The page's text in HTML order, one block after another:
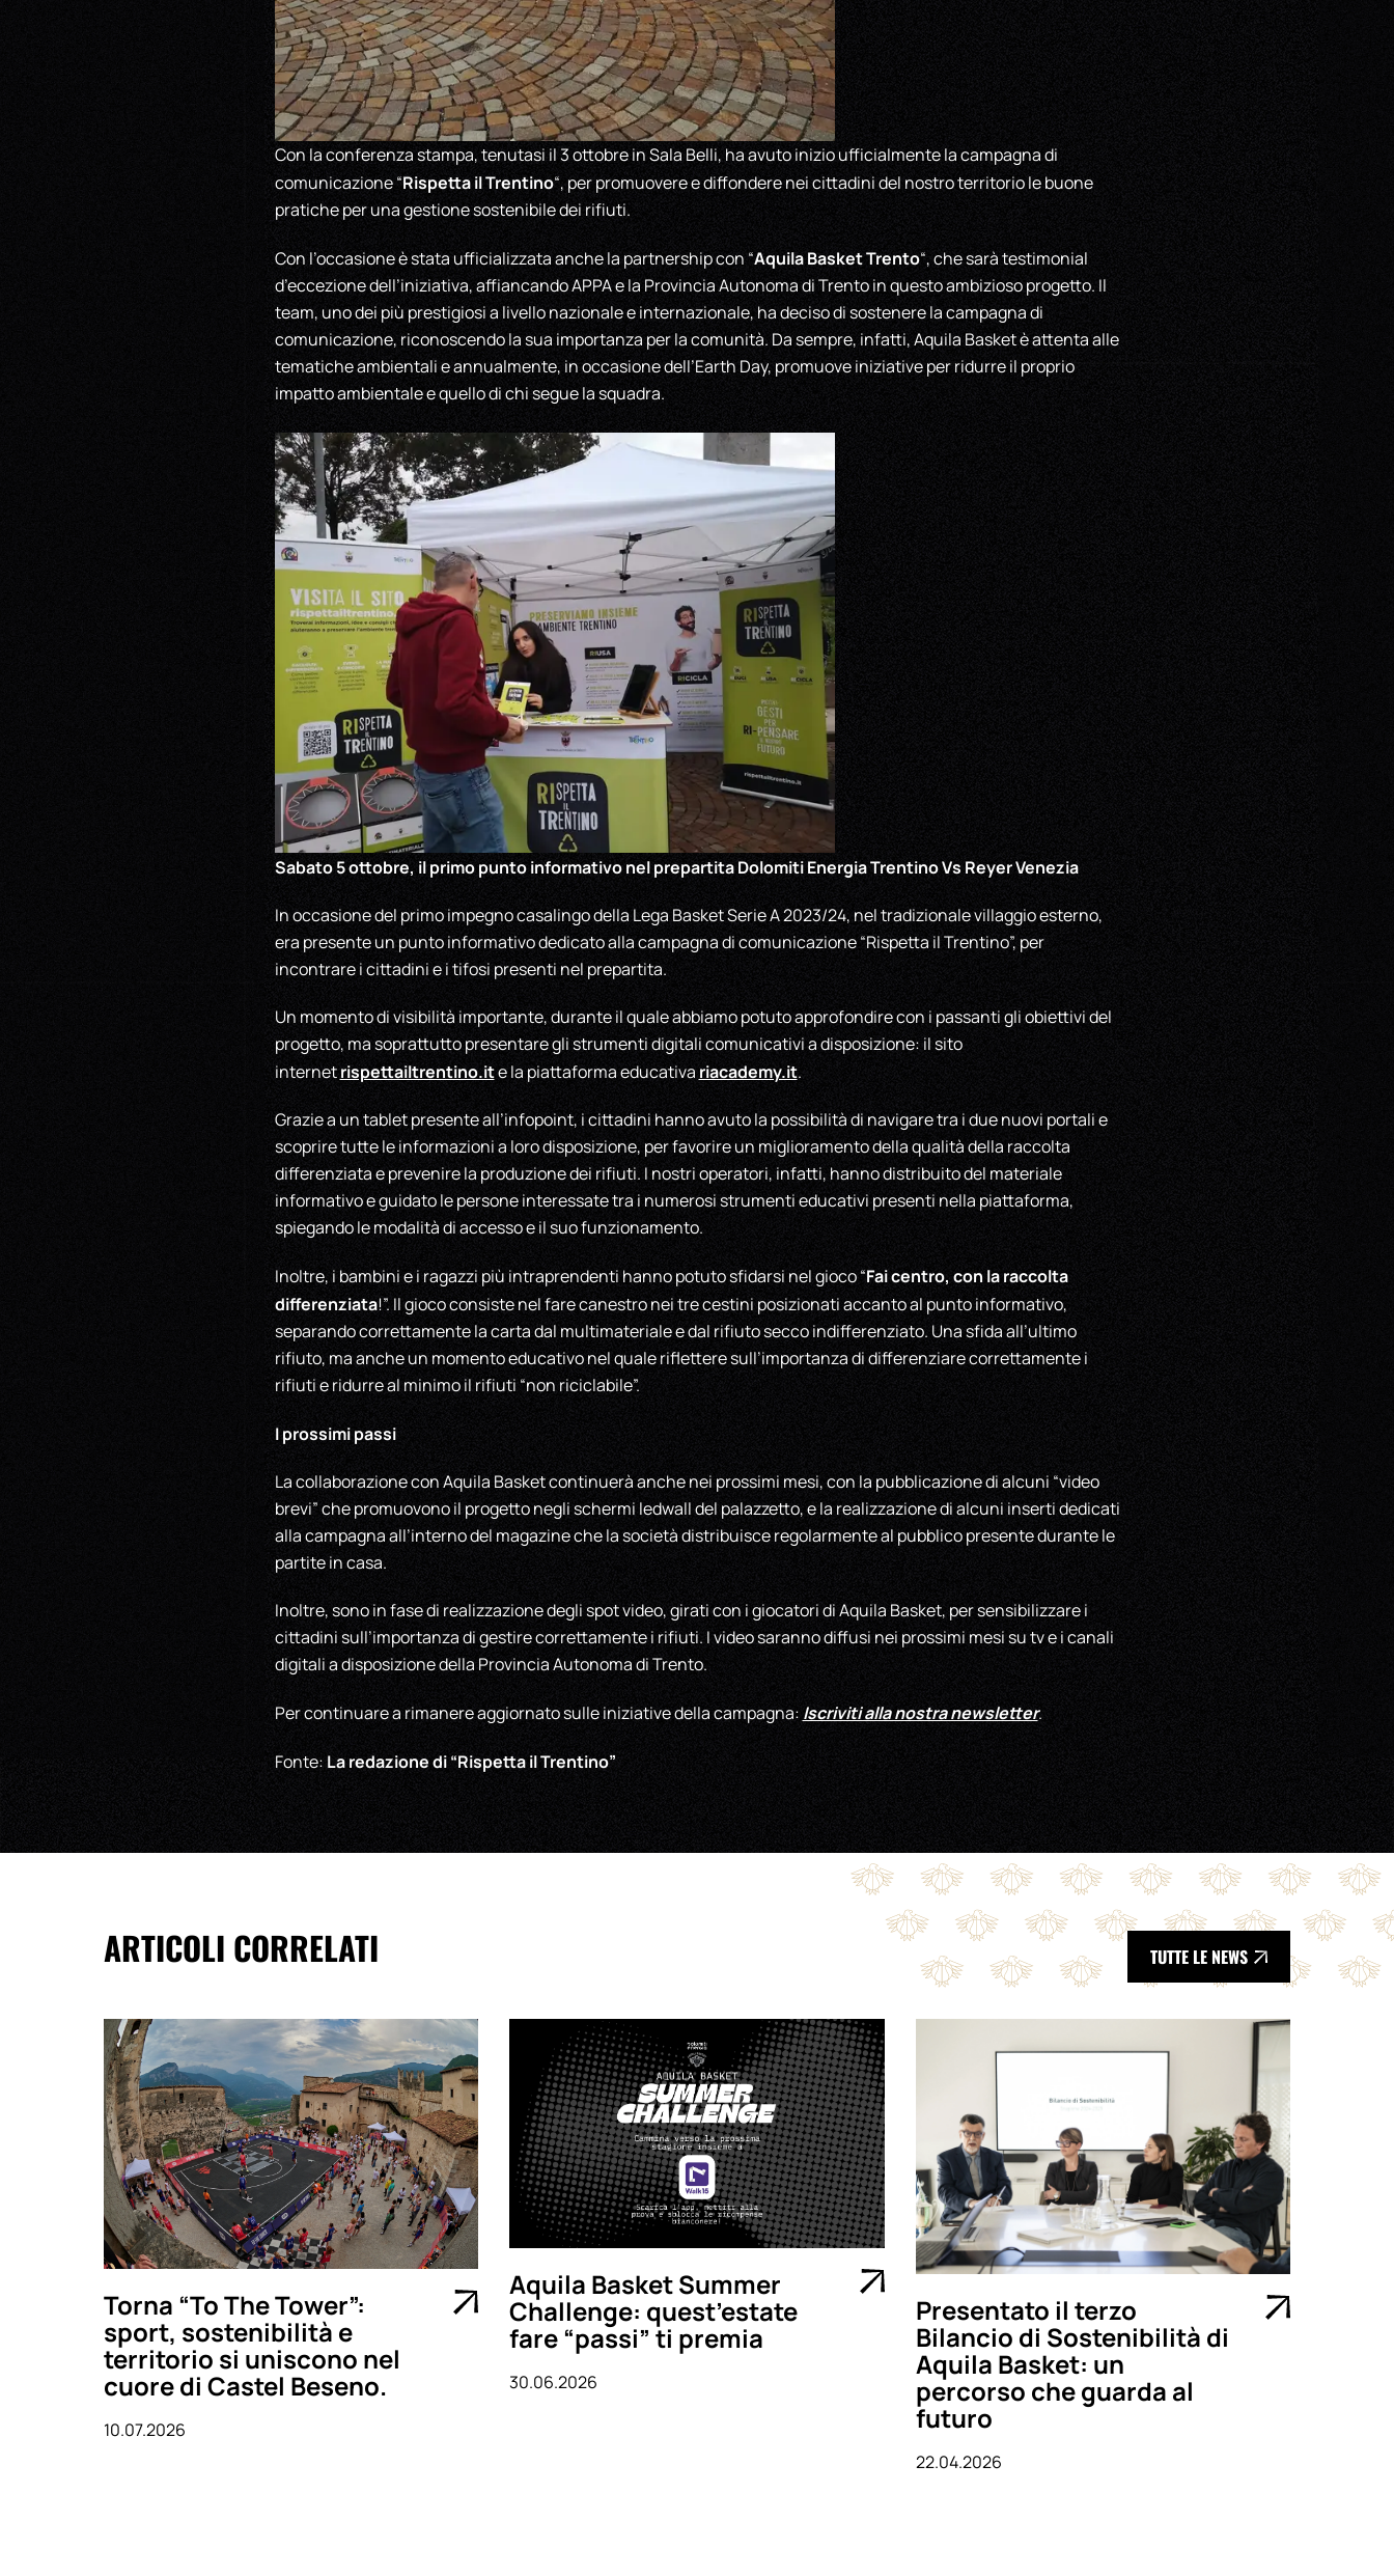
Con la conferenza stampa, tenutasi il 3 ottobre in Sala Belli, ha avuto inizio ufficialmente la campagna di
comunicazione “Rispetta il Trentino“, per promuovere e diffondere nei cittadini del nostro territorio le buone
pratiche per una gestione sostenibile dei rifiuti.
Con l’occasione è stata ufficializzata anche la partnership con “Aquila Basket Trento“, che sarà testimonial
d’eccezione dell’iniziativa, affiancando APPA e la Provincia Autonoma di Trento in questo ambizioso progetto. Il
team, uno dei più prestigiosi a livello nazionale e internazionale, ha deciso di sostenere la campagna di
comunicazione, riconoscendo la sua importanza per la comunità. Da sempre, infatti, Aquila Basket è attenta alle
tematiche ambientali e annualmente, in occasione dell’Earth Day, promuove iniziative per ridurre il proprio
impatto ambientale e quello di chi segue la squadra.
Sabato 5 ottobre, il primo punto informativo nel prepartita Dolomiti Energia Trentino Vs Reyer Venezia
In occasione del primo impegno casalingo della Lega Basket Serie A 2023/24, nel tradizionale villaggio esterno,
era presente un punto informativo dedicato alla campagna di comunicazione “Rispetta il Trentino”, per
incontrare i cittadini e i tifosi presenti nel prepartita.
Un momento di visibilità importante, durante il quale abbiamo potuto approfondire con i passanti gli obiettivi del
progetto, ma soprattutto presentare gli strumenti digitali comunicativi a disposizione: il sito
internetrispettailtrentino.ite la piattaforma educativariacademy.it.
Grazie a un tablet presente all’infopoint, i cittadini hanno avuto la possibilità di navigare tra i due nuovi portali e
scoprire tutte le informazioni a loro disposizione, per favorire un miglioramento della qualità della raccolta
differenziata e prevenire la produzione dei rifiuti. I nostri operatori, infatti, hanno distribuito del materiale
informativo e guidato le persone interessate tra i numerosi strumenti educativi presenti nella piattaforma,
spiegando le modalità di accesso e il suo funzionamento.
Inoltre, i bambini e i ragazzi più intraprendenti hanno potuto sfidarsi nel gioco “Fai centro, con la raccolta
differenziata!”. Il gioco consiste nel fare canestro nei tre cestini posizionati accanto al punto informativo,
separando correttamente la carta dal multimateriale e dal rifiuto secco indifferenziato. Una sfida all’ultimo
rifiuto, ma anche un momento educativo nel quale riflettere sull’importanza di differenziare correttamente i
rifiuti e ridurre al minimo il rifiuti “non riciclabile”.
I prossimi passi
La collaborazione con Aquila Basket continuerà anche nei prossimi mesi, con la pubblicazione di alcuni “video
brevi” che promuovono il progetto negli schermi ledwall del palazzetto, e la realizzazione di alcuni inserti dedicati
alla campagna all’interno del magazine che la società distribuisce regolarmente al pubblico presente durante le
partite in casa.
Inoltre, sono in fase di realizzazione degli spot video, girati con i giocatori di Aquila Basket, per sensibilizzare i
cittadini sull’importanza di gestire correttamente i rifiuti. I video saranno diffusi nei prossimi mesi su tv e i canali
digitali a disposizione della Provincia Autonoma di Trento.
Per continuare a rimanere aggiornato sulle iniziative della campagna: Iscriviti alla nostra newsletter.
Fonte: La redazione di “Rispetta il Trentino”
ARTICOLI CORRELATI TUTTE LE NEWS
Torna “To The Tower”:
sport, sostenibilità e
territorio si uniscono nel
cuore di Castel Beseno.
10.07.2026
Aquila Basket Summer
Challenge: quest’estate
fare “passi” ti premia
30.06.2026
Presentato il terzo
Bilancio di Sostenibilità di
Aquila Basket: un
percorso che guarda al
futuro
22.04.2026